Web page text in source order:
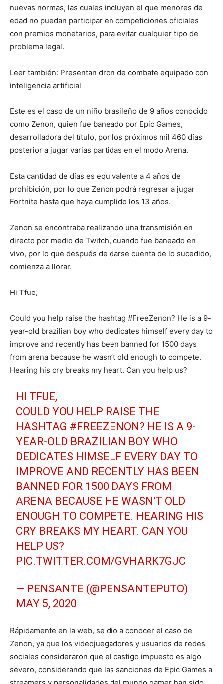
nuevas normas, las cuales incluyen el que menores de
edad no puedan participar en competiciones oficiales
con premios monetarios, para evitar cualquier tipo de
problema legal.
Leer también: Presentan dron de combate equipado con
inteligencia artificial
Este es el caso de un niño brasileño de 9 años conocido
como Zenon, quien fue baneado por Epic Games,
desarrolladora del título, por los próximos mil 460 días
posterior a jugar varias partidas en el modo Arena.
Esta cantidad de días es equivalente a 4 años de
prohibición, por lo que Zenon podrá regresar a jugar
Fortnite hasta que haya cumplido los 13 años.
Zenon se encontraba realizando una transmisión en
directo por medio de Twitch, cuando fue baneado en
vivo, por lo que después de darse cuenta de lo sucedido,
comienza a llorar.
Hi Tfue,
Could you help raise the hashtag #FreeZenon? He is a 9-
year-old brazilian boy who dedicates himself every day to
improve and recently has been banned for 1500 days
from arena because he wasn’t old enough to compete.
Hearing his cry breaks my heart. Can you help us?
HI TFUE,
COULD YOU HELP RAISE THE
HASHTAG #FREEZENON? HE IS A 9-
YEAR-OLD BRAZILIAN BOY WHO
DEDICATES HIMSELF EVERY DAY TO
IMPROVE AND RECENTLY HAS BEEN
BANNED FOR 1500 DAYS FROM
ARENA BECAUSE HE WASN'T OLD
ENOUGH TO COMPETE. HEARING HIS
CRY BREAKS MY HEART. CAN YOU
HELP US?
PIC.TWITTER.COM/GVHARK7GJC
— PENSANTE (@PENSANTEPUTO)
MAY 5, 2020
Rápidamente en la web, se dio a conocer el caso de
Zenon, ya que los videojuegadores y usuarios de redes
sociales consideraron que el castigo impuesto es algo
severo, considerando que las sanciones de Epic Games a